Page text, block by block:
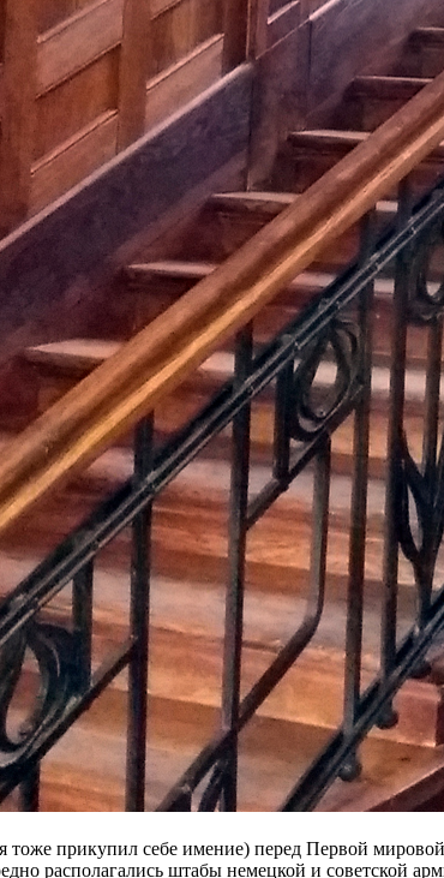
тоже прикупил себе имение) перед Первой
располагались штабы немецкой и советской